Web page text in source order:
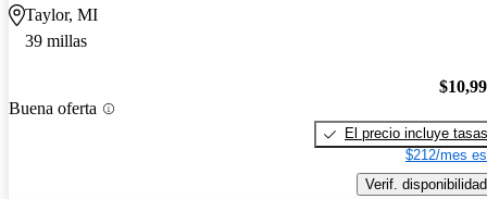
Taylor, MI
39 millas
Buena oferta
El precio incluye tasas
$212/mes
Verif. disponibilidad